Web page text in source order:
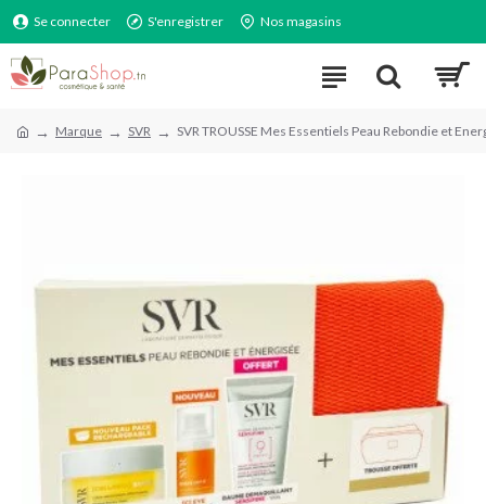
Se connecter S'enregistrer Nos magasins
Marque SVR SVR TROUSSE Mes Essentiels Peau Rebondie et